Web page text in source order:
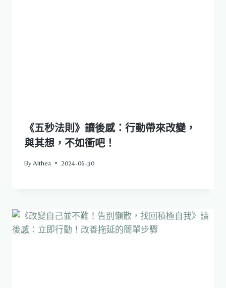
《五秒法則》讀後感：行動帶來改變，
與其想，不如衝吧！
ByAlthea 2024-06-30